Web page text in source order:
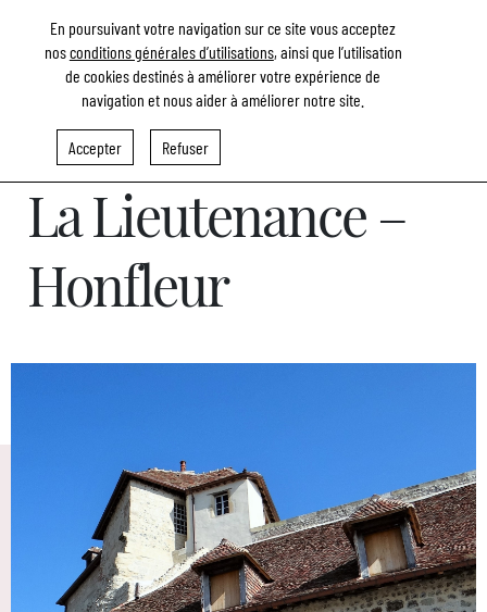
En poursuivant votre navigation sur ce site vous acceptez
nosconditions générales d’utilisations, ainsi que l’utilisation
de cookies destinés à améliorer votre expérience de
navigation et nous aider à améliorer notre site.
Accepter Refuser
RETOUR AUX RÉFÉRENCES
La Lieutenance –
Honfleur